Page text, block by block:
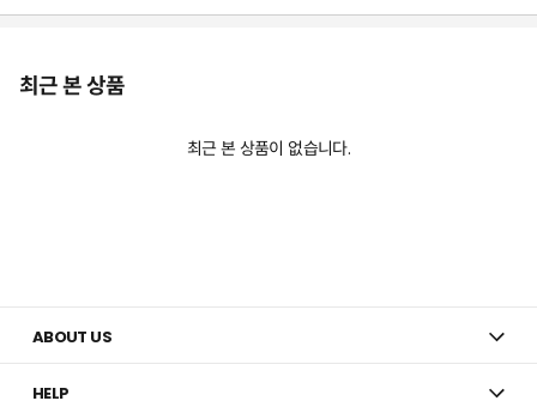
최근 본 상품
최근 본 상품이 없습니다.
ABOUT US
HELP